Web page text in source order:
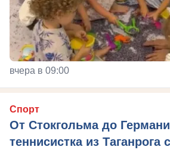
вчера в 09:00
Спорт
От Стокгольма до
теннисистка из Таганрога